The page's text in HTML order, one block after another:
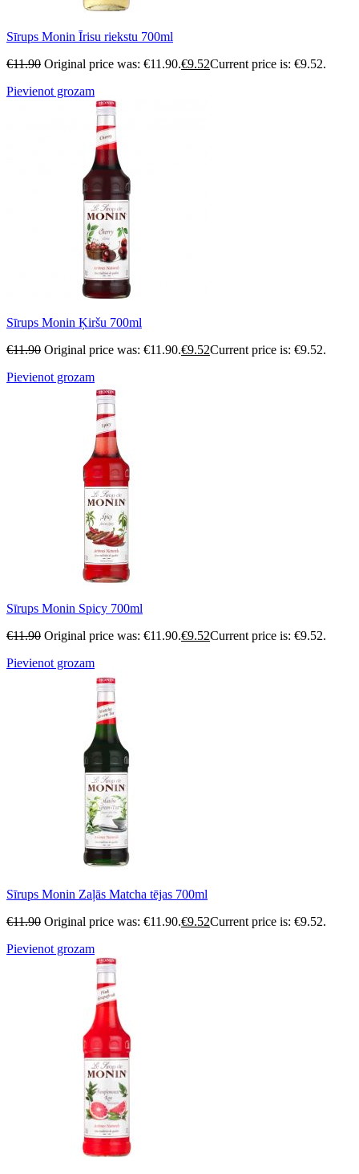
Sīrups Monin Īrisu riekstu 700ml
€11.90 Original price was: €11.90.€9.52Current price is: €9.52.
Pievienot grozam
Sīrups Monin Ķiršu 700ml
€11.90 Original price was: €11.90.€9.52Current price is: €9.52.
Pievienot grozam
Sīrups Monin Spicy 700ml
€11.90 Original price was: €11.90.€9.52Current price is: €9.52.
Pievienot grozam
Sīrups Monin Zaļās Matcha tējas 700ml
€11.90 Original price was: €11.90.€9.52Current price is: €9.52.
Pievienot grozam